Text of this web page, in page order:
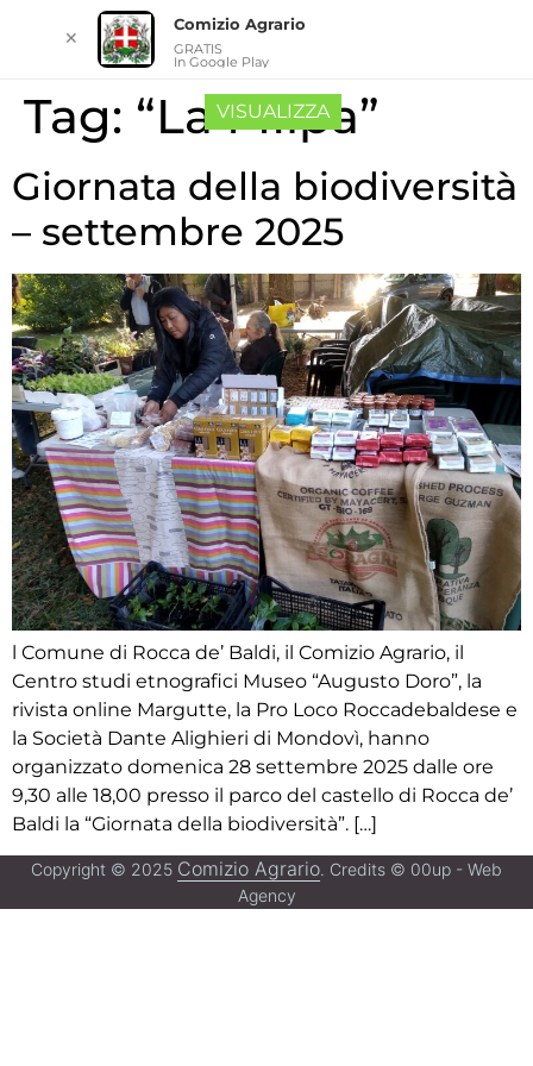
Tag: “La MIlpa”
Giornata della biodiversità
– settembre 2025
l Comune di Rocca de’ Baldi, il Comizio Agrario, il
Centro studi etnografici Museo “Augusto Doro”, la
rivista online Margutte, la Pro Loco Roccadebaldese e
la Società Dante Alighieri di Mondovì, hanno
organizzato domenica 28 settembre 2025 dalle ore
9,30 alle 18,00 presso il parco del castello di Rocca de’
Baldi la “Giornata della biodiversità”. […]
Copyright © 2025 Comizio Agrario. Credits © 00up - Web
Agency
✕
Comizio Agrario
GRATIS
In Google Play
VISUALIZZA